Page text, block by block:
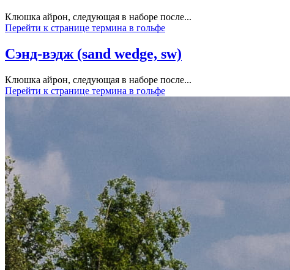
Клюшка айрон, следующая в наборе после...
Перейти к странице термина в гольфе
Сэнд-вэдж (sand wedge, sw)
Клюшка айрон, следующая в наборе после...
Перейти к странице термина в гольфе